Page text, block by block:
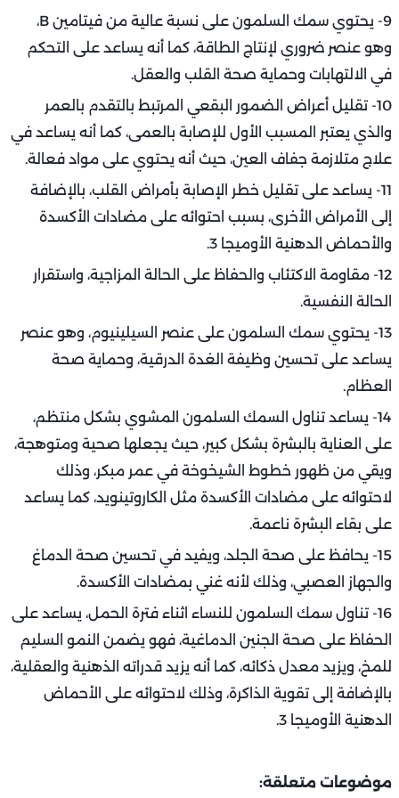
9- يحتوي سمك السلمون على نسبة عالية من فيتامين B،
وهو عنصر ضروري لإنتاج الطاقة، كما أنه يساعد على التحكم
في الالتهابات وحماية صحة القلب والعقل.
10- تقليل أعراض الضمور البقعي المرتبط بالتقدم بالعمر
والذي يعتبر المسبب الأول للإصابة بالعمى، كما أنه يساعد في
علاج متلازمة جفاف العين، حيث أنه يحتوي على مواد فعالة.
11- يساعد على تقليل خطر الإصابة بأمراض القلب، بالإضافة
إلى الأمراض الأخرى، بسبب احتوائه على مضادات الأكسدة
والأحماض الدهنية الأوميجا 3.
12- مقاومة الاكتئاب والحفاظ على الحالة المزاجية، واستقرار
الحالة النفسية.
13- يحتوي سمك السلمون على عنصر السيلينيوم، وهو عنصر
يساعد على تحسين وظيفة الغدة الدرقية، وحماية صحة
العظام.
14- يساعد تناول السمك السلمون المشوي بشكل منتظم،
على العناية بالبشرة بشكل كبير، حيث يجعلها صحية ومتوهجة،
ويقي من ظهور خطوط الشيخوخة في عمر مبكر، وذلك
لاحتوائه على مضادات الأكسدة مثل الكاروتينويد، كما يساعد
على بقاء البشرة ناعمة.
15- يحافظ على صحة الجلد، ويفيد في تحسين صحة الدماغ
والجهاز العصبي، وذلك لأنه غني بمضادات الأكسدة.
16- تناول سمك السلمون للنساء اثناء فترة الحمل، يساعد على
الحفاظ على صحة الجنين الدماغية، فهو يضمن النمو السليم
للمخ، ويزيد معدل ذكائه، كما أنه يزيد قدراته الذهنية والعقلية،
بالإضافة إلى تقوية الذاكرة، وذلك لاحتوائه على الأحماض
الدهنية الأوميجا 3.
موضوعات متعلقة: